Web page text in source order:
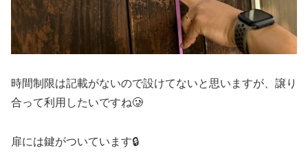
時間制限は記載がないので設けてないと思いますが、譲り
合って利用したいですね🥲
扉には鍵がついています🔒